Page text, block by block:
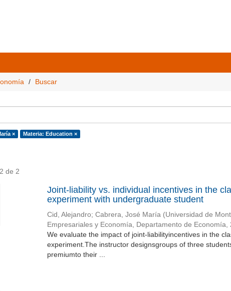
Buscar
× Materia: Education ×
de 2
Joint-liability vs. individual incentives in the
experiment with undergraduate student
Cid, Alejandro; Cabrera, José María (Universidad de
Empresariales y Economía, Departamento de Economía,
We evaluate the impact of joint-liabilityincentives in the
experiment.The instructor designsgroups of three
premiumto their ...